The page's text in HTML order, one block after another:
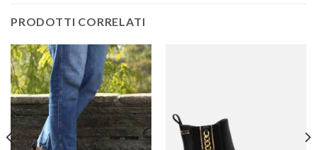
PRODOTTI CORRELATI